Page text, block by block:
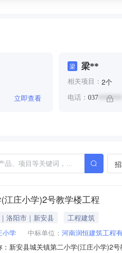
立即查看
梁 梁**
相关项目： 2个
电话： 037 *******
江庄小学)2号教学楼工程
洛阳市｜新安县
工程建筑
小学 中标单位： 河南润恒建筑工程
新安县城关镇第二小学(江庄小学)2